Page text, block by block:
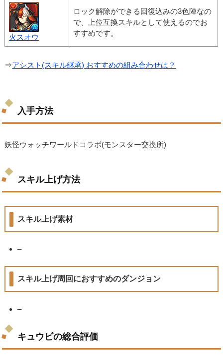
火スオウ
ロック解除ができる回復込みの3色陣なの
で、上位互換スキルとして使えるのでお
すすめです。
⇒アシスト(スキル継承) おすすめの組み合わせは？
入手方法
妖怪ウォッチワールドコラボ(モンスター交換所)
スキル上げ方法
スキル上げ素材
–
スキル上げ周回におすすめのダンジョン
–
キュウビの総合評価